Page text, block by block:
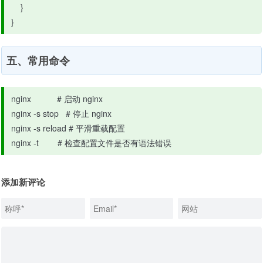
}
五、常用命令
nginx           # 启动 nginx
nginx -s stop   # 停止 nginx
nginx -s reload # 平滑重载配置
nginx -t        # 检查配置文件是否有语法错误
添加新评论